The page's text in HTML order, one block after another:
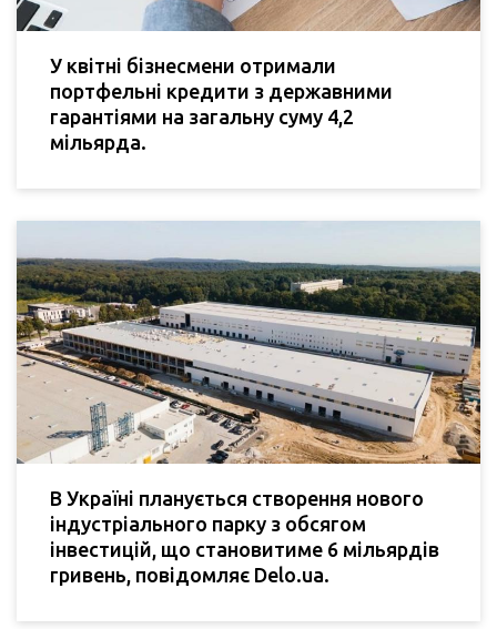
У квітні бізнесмени отримали
портфельні кредити з державними
гарантіями на загальну суму 4,2
мільярда.
В Україні планується створення нового
індустріального парку з обсягом
інвестицій, що становитиме 6 мільярдів
гривень, повідомляє Delo.ua.